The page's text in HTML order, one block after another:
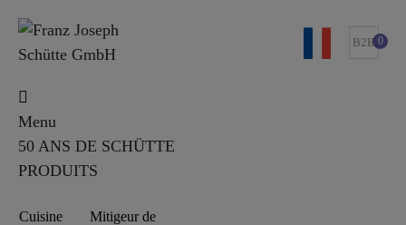
B2B 0
Menu
50 ANS DE SCHÜTTE
PRODUITS
Cuisine
Mitigeur de